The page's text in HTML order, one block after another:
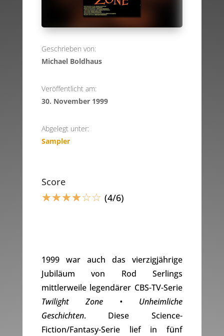
Geschrieben von:
Michael Boldhaus
Veröffentlicht am:
30. November 1999
Abgelegt unter:
Sampler
Score
☆☆☆☆☆☆ (4/6)
1999 war auch das vierzigjährige
Jubiläum von Rod Serlings
mittlerweile legendärer CBS-TV-Serie
Twilight Zone • Unheimliche
Geschichten. Diese Science-
Fiction/Fantasy-Serie lief in fünf